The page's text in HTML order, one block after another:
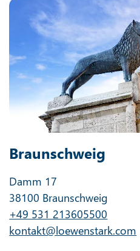
Braunschweig
Damm 17
38100 Braunschweig
+49 531 213605500
kontakt@loewenstark.com